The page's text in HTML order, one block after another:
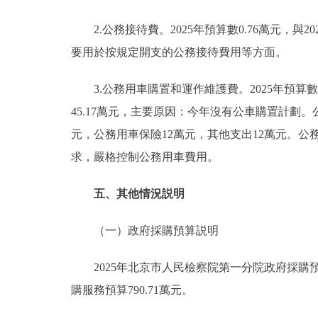
2.公務接待費。2025年預算數0.76萬元，與
要用於按規定開支的公務接待費用等方面。
3.公務用車購置和運作維護費。2025年預算數
45.17萬元，主要原因：今年沒有公車購置計劃
元，公務用車保險12萬元，其他支出12萬元。公
求，嚴格控制公務用車費用。
五、其他情況説明
（一）政府採購預算説明
2025年北京市人民檢察院第一分院政府採購預
購服務預算790.71萬元。